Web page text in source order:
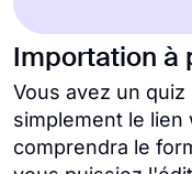
Importation à
Vous avez un
simplement le lien
comprendra le